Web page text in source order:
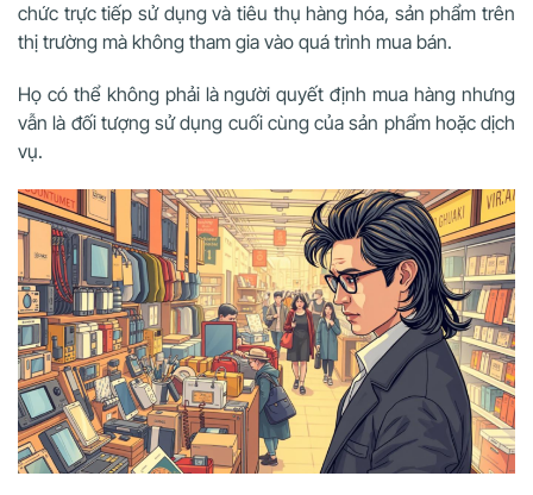
chức trực tiếp sử dụng và tiêu thụ hàng hóa, sản phẩm trên
thị trường mà không tham gia vào quá trình mua bán.
Họ có thể không phải là người quyết định mua hàng nhưng
vẫn là đối tượng sử dụng cuối cùng của sản phẩm hoặc dịch
vụ.